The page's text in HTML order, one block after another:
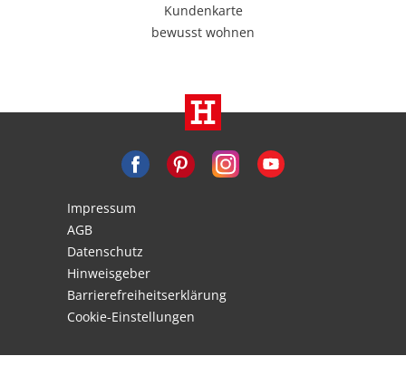
Kundenkarte
bewusst wohnen
Impressum
AGB
Datenschutz
Hinweisgeber
Barrierefreiheitserklärung
Cookie-Einstellungen